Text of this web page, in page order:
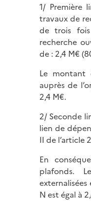
1/ Première
travaux de
de trois
recherche
de : 2,4 M€
Le montant
auprès de
2,4 M€.
2/ Seconde
lien de
II de l’article
En
plafonds.
N est égal à